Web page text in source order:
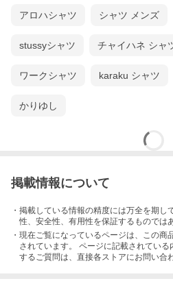
アロハシャツ シャツ メンズ
stussyシャツ チャイハネ シャ
ワークシャツ karaku シャツ
かりゆし
掲載情報について
・掲載している情報の精度には万全を期
性、安全性、有用性を保証するものでは
・現在ご覧になっているページは、この商
されています。 ページに記載されている
するご質問は、直接各ストアにお問い合